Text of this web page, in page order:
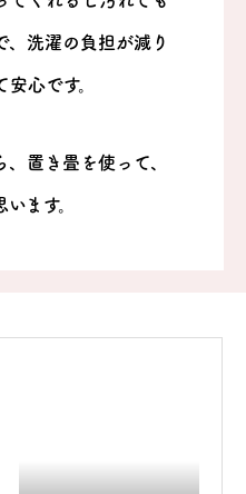
、洗濯の負担が減り
心です。
置き畳を使って、
ます。